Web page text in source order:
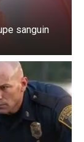
sanguin